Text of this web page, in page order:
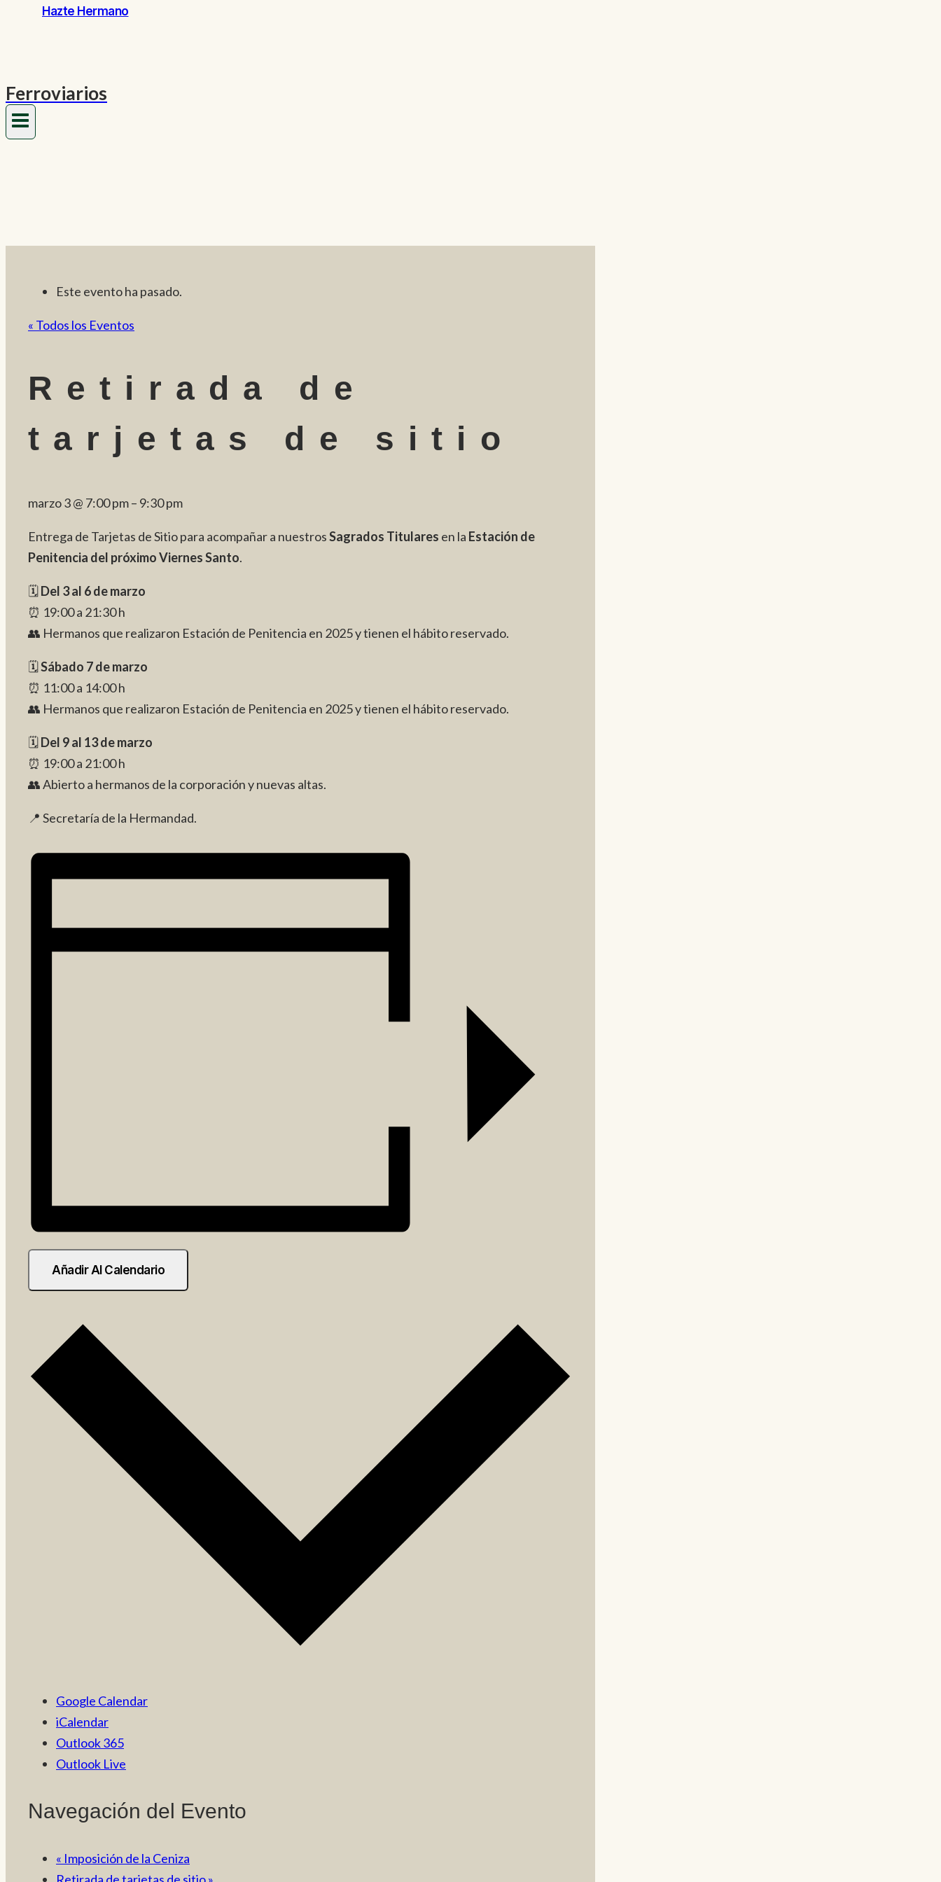
Hazte Hermano
Ferroviarios
Este evento ha pasado.
« Todos los Eventos
Retirada de
tarjetas de sitio
marzo 3@ 7:00 pm– 9:30 pm
Entrega de Tarjetas de Sitio para acompañar a nuestrosSagrados Titulares en la Estación de
Penitencia del próximo Viernes Santo.
🗓️Del 3 al 6 de marzo
⏰ 19:00 a 21:30 h
👥 Hermanos que realizaron Estación de Penitencia en 2025 y tienen el hábito reservado.
🗓️Sábado 7 de marzo
⏰ 11:00 a 14:00 h
👥 Hermanos que realizaron Estación de Penitencia en 2025 y tienen el hábito reservado.
🗓️Del 9 al 13 de marzo
⏰ 19:00 a 21:00 h
👥 Abierto a hermanos de la corporación y nuevas altas.
📍 Secretaría de la Hermandad.
Añadir Al Calendario
Google Calendar
iCalendar
Outlook 365
Outlook Live
Navegación del Evento
« Imposición de la Ceniza